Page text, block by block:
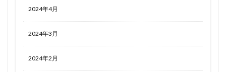
2024年4月
2024年3月
2024年2月